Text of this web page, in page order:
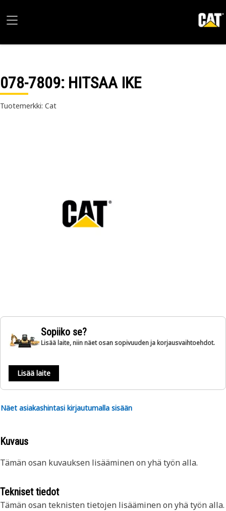
078-7809: HITSAA IKE
Tuotemerkki: Cat
Sopiiko se?
Lisää laite, niin näet osan sopivuuden ja korjausvaihtoehdot.
Lisää laite
Näet asiakashintasi kirjautumalla sisään
Kuvaus
Tämän osan kuvauksen lisääminen on yhä työn alla.
Tekniset tiedot
Tämän osan teknisten tietojen lisääminen on yhä työn alla.